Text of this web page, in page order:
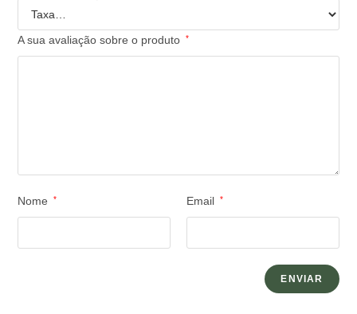
A sua avaliação sobre o produto *
Nome * Email *